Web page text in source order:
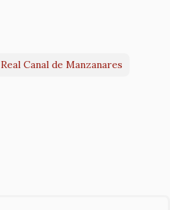
Canal de Manzanares